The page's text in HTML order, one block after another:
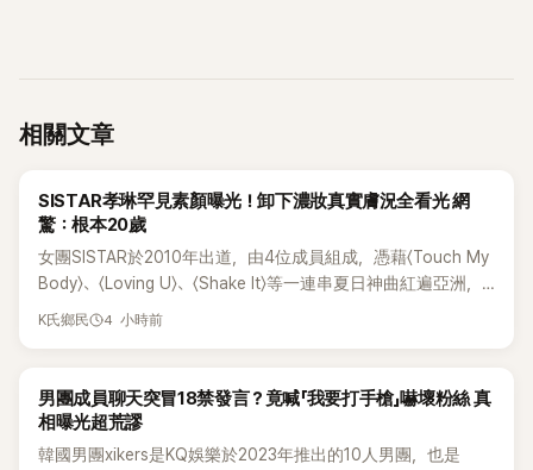
相關文章
K-POP
SISTAR孝琳罕見素顏曝光！卸下濃妝真實膚況全看光 網
驚：根本20歲
女團SISTAR於2010年出道，由4位成員組成，憑藉〈Touch My
Body〉、〈Loving U〉、〈Shake It〉等一連串夏日神曲紅遍亞洲，
獲封「夏日女王」。不過，團體在出道滿7年後宣布解散，成員各
不僅展現兩人多年不變的好交情，她幾乎素顏入鏡的真實模
樣，也意外掀起網友熱議。
K氏鄉民 4 小時前
K-POP
男團成員聊天突冒18禁發言？竟喊「我要打手槍」嚇壞粉絲 真
相曝光超荒謬
韓國男團xikers是KQ娛樂於2023年推出的10人男團，也是